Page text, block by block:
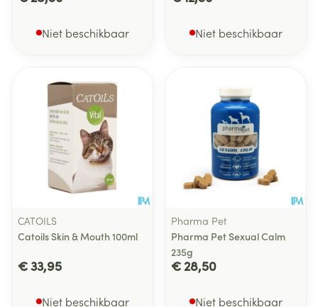
Niet beschikbaar Niet beschikbaar
CATOILS
Catoils Skin & Mouth 100ml
€ 33,95
Niet beschikbaar
Pharma Pet
Pharma Pet Sexual Calm
235g
€ 28,50
Niet beschikbaar